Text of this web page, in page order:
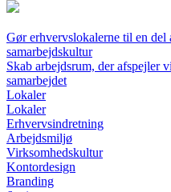
Gør erhvervslokalerne til en
samarbejdskultur
Skab arbejdsrum, der afspejler
samarbejdet
Lokaler
Lokaler
Erhvervsindretning
Arbejdsmiljø
Virksomhedskultur
Kontordesign
Branding